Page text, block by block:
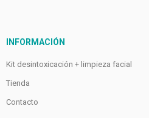
INFORMACIÓN
Kit desintoxicación + limpieza facial
Tienda
Contacto